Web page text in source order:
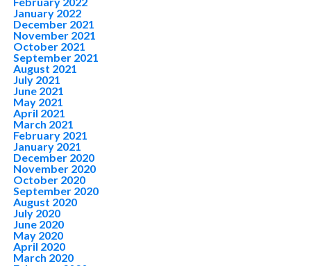
January 2022
December 2021
November 2021
October 2021
September 2021
August 2021
July 2021
June 2021
May 2021
April 2021
March 2021
February 2021
January 2021
December 2020
November 2020
October 2020
September 2020
August 2020
July 2020
June 2020
May 2020
April 2020
March 2020